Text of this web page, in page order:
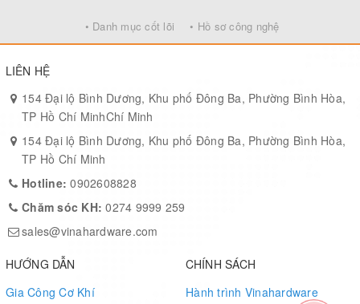
chi tiết nhỏ nhưng nâng tầm toàn bộ phong cách sống – gọn
• Danh mục cốt lõi • Hồ sơ công nghệ
LIÊN HỆ
154 Đại lộ Bình Dương, Khu phố Đông Ba, Phường Bình Hòa,
TP Hồ Chí MinhChí Minh
154 Đại lộ Bình Dương, Khu phố Đông Ba, Phường Bình Hòa,
TP Hồ Chí Minh
Hotline:0902608828
Chăm sóc KH:0274 9999 259
sales@vinahardware.com
HƯỚNG DẪN
Gia Công Cơ Khí
CHÍNH SÁCH
Hành trình Vinahardware